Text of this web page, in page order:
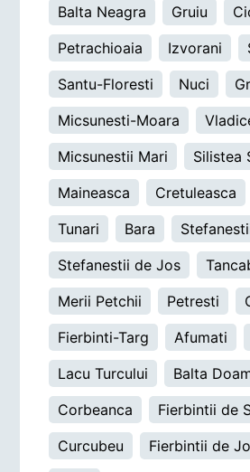
Balta Neagra
Gruiu
Petrachioaia
Izvorani
Santu-Floresti
Nuci
Micsunesti-Moara
Micsunestii Mari
Silistea
Maineasca
Cretuleasca
Tunari
Bara
Stefanestii de Jos
Merii Petchii
Petresti
Fierbinti-Targ
Afumati
Lacu Turcului
Balta
Corbeanca
Fierbintii de
Curcubeu
Fierbintii de